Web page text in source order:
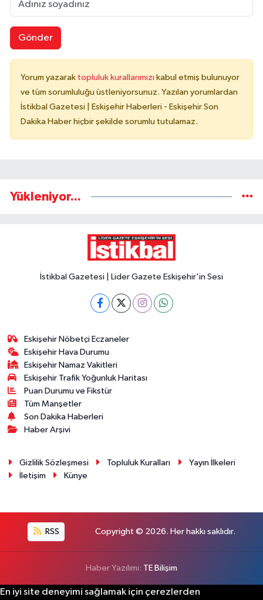
Gönder
Yorum yazarak topluluk kurallarımızı kabul etmiş bulunuyor
ve tüm sorumluluğu üstleniyorsunuz. Yazılan yorumlardan
İstikbal Gazetesi | Eskişehir Haberleri - Eskişehir Son
Dakika Haber hiçbir şekilde sorumlu tutulamaz.
Yükleniyor...
İstikbal Gazetesi | Lider Gazete Eskişehir'in Sesi
Eskişehir Nöbetçi Eczaneler
Eskişehir Hava Durumu
Eskişehir Namaz Vakitleri
Eskişehir Trafik Yoğunluk Haritası
Puan Durumu ve Fikstür
Tüm Manşetler
Son Dakika Haberleri
Haber Arşivi
Gizlilik Sözleşmesi Topluluk Kuralları
Yayın İlkeleri
İletişim
Künye
RSS Copyright © 2026. Her hakkı saklıdır.
Haber Yazılımı: TE Bilişim
En iyi site deneyimi sağlamak için çerezlerden